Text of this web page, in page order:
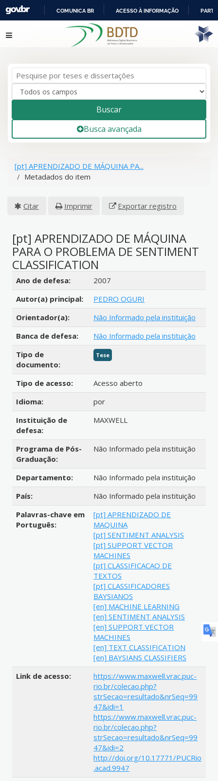
IR
PARA
COMUNICA BR ACESSO À INFORMAÇÃO
Pular para o conteúdo
Buscar
Busca avançada
[pt] APRENDIZADO DE MÁQUINA PA...
Metadados do item
Citar Imprimir Exportar registro
[pt] APRENDIZADO DE MÁQUINA
PARA O PROBLEMA DE SENTIMENT
CLASSIFICATION
Detalhes bibliográficos
Ano de defesa:
2007
Autor(a) principal:
PEDRO OGURI
Orientador(a):
Não Informado pela instituição
Banca de defesa:
Não Informado pela instituição
Tipo de
documento:
Tese
Tipo de acesso:
Acesso aberto
Idioma:
por
Instituição de
defesa:
MAXWELL
Programa de Pós-
Graduação:
Não Informado pela instituição
Departamento:
Não Informado pela instituição
País:
Não Informado pela instituição
Palavras-chave em
Português:
[pt] APRENDIZADO DE
MAQUINA
[pt] SENTIMENT ANALYSIS
[pt] SUPPORT VECTOR
MACHINES
[pt] CLASSIFICACAO DE
TEXTOS
[pt] CLASSIFICADORES
BAYSIANOS
[en] MACHINE LEARNING
[en] SENTIMENT ANALYSIS
[en] SUPPORT VECTOR
MACHINES
[en] TEXT CLASSIFICATION
[en] BAYSIANS CLASSIFIERS
Link de acesso:
https://www.maxwell.vrac.puc-
rio.br/colecao.php?
strSecao=resultado&nrSeq=99
47&idi=1
https://www.maxwell.vrac.puc-
rio.br/colecao.php?
strSecao=resultado&nrSeq=99
47&idi=2
http://doi.org/10.17771/PUCRio
.acad.9947